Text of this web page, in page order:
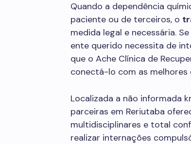
Quando a dependência
paciente ou de terceiros, o
medida legal e necessária.
ente querido necessita de
que o Ache Clínica de
conectá-lo com as melhores
Localizada a não informada
parceiras em Reriutaba
multidisciplinares e total
realizar internações